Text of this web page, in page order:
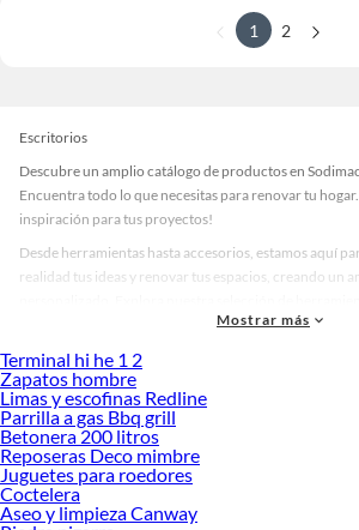
1 2
Escritorios
Descubre un amplio catálogo de productos en
Encuentra todo lo que necesitas para renovar tu
inspiración para tus proyectos!
Desde herramientas hasta accesorios, estamos aquí
realidad tus ideas y renovar tus espacios, creando un
accesorios de calidad que te ayudarán a crear un
Desde remodelaciones hasta proyectos de decoración,
tus ideas realidad. ¡Visítanos y encuentra todo lo que
Escritorios!
Explora la variedad de productos de Escritorios en
Herramientas, materiales y accesorios de calidad para
renovación de espacios. ¡Visítanos y descubre todo lo
ofrecerte!
Mostrar más
Terminal hi he 1 2
Zapatos hombre
Limas y escofinas Redline
Parrilla a gas Bbq grill
Betonera 200 litros
Reposeras Deco mimbre
Juguetes para roedores
Coctelera
Aseo y limpieza Canway